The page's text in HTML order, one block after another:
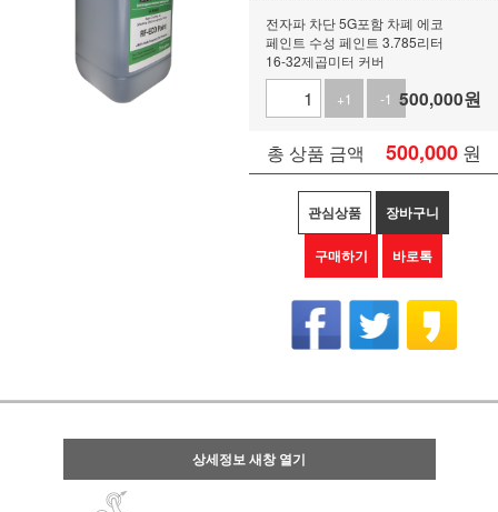
전자파 차단 5G포함 차폐 에코
페인트 수성 페인트 3.785리터
16-32제곱미터 커버
+1
-1 500,000원
총 상품 금액 500,000 원
관심상품 장바구니
구매하기 바로톡
상세정보 새창 열기